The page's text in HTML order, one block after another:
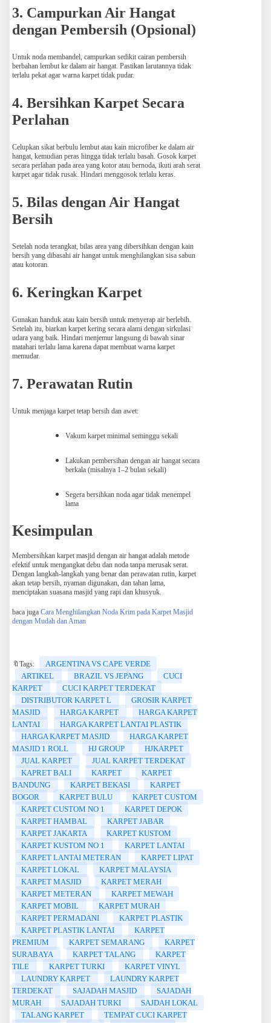
3. Campurkan Air Hangat
dengan Pembersih (Opsional)
Untuk noda membandel, campurkan sedikit cairan pembersih
berbahan lembut ke dalam air hangat. Pastikan larutannya tidak
terlalu pekat agar warna karpet tidak pudar.
4. Bersihkan Karpet Secara
Perlahan
Celupkan sikat berbulu lembut atau kain microfiber ke dalam air
hangat, kemudian peras hingga tidak terlalu basah. Gosok karpet
secara perlahan pada area yang kotor atau bernoda, ikuti arah serat
karpet agar tidak rusak. Hindari menggosok terlalu keras.
5. Bilas dengan Air Hangat
Bersih
Setelah noda terangkat, bilas area yang dibersihkan dengan kain
bersih yang dibasahi air hangat untuk menghilangkan sisa sabun
atau kotoran.
6. Keringkan Karpet
Gunakan handuk atau kain bersih untuk menyerap air berlebih.
Setelah itu, biarkan karpet kering secara alami dengan sirkulasi
udara yang baik. Hindari menjemur langsung di bawah sinar
matahari terlalu lama karena dapat membuat warna karpet
memudar.
7. Perawatan Rutin
Untuk menjaga karpet tetap bersih dan awet:
Vakum karpet minimal seminggu sekali
Lakukan pembersihan dengan air hangat secara
berkala (misalnya 1–2 bulan sekali)
Segera bersihkan noda agar tidak menempel
lama
Kesimpulan
Membersihkan karpet masjid dengan air hangat adalah metode
efektif untuk mengangkat debu dan noda tanpa merusak serat.
Dengan langkah-langkah yang benar dan perawatan rutin, karpet
akan tetap bersih, nyaman digunakan, dan tahan lama,
menciptakan suasana masjid yang rapi dan khusyuk.
baca juga Cara Menghilangkan Noda Krim pada Karpet Masjid
dengan Mudah dan Aman
🔖Tags:
ARGENTINA VS CAPE VERDE
ARTIKEL
BRAZIL VS JEPANG
CUCI
KARPET
CUCI KARPET TERDEKAT
DISTRIBUTOR KARPET L
GROSIR KARPET
MASJID
HARGA KARPET
HARGA KARPET
LANTAI
HARGA KARPET LANTAI PLASTIK
HARGA KARPET MASJID
HARGA KARPET
MASJID 1 ROLL
HJ GROUP
HJKARPET
JUAL KARPET
JUAL KARPET TERDEKAT
KAPRET BALI
KARPET
KARPET
BANDUNG
KARPET BEKASI
KARPET
BOGOR
KARPET BULU
KARPET CUSTOM
KARPET CUSTOM NO 1
KARPET DEPOK
KARPET HAMBAL
KARPET JABAR
KARPET JAKARTA
KARPET KUSTOM
KARPET KUSTOM NO 1
KARPET LANTAI
KARPET LANTAI METERAN
KARPET LIPAT
KARPET LOKAL
KARPET MALAYSIA
KARPET MASJID
KARPET MERAH
KARPET METERAN
KARPET MEWAH
KARPET MOBIL
KARPET MURAH
KARPET PERMADANI
KARPET PLASTIK
KARPET PLASTIK LANTAI
KARPET
PREMIUM
KARPET SEMARANG
KARPET
SURABAYA
KARPET TALANG
KARPET
TILE
KARPET TURKI
KARPET VINYL
LAUNDRY KARPET
LAUNDRY KARPET
TERDEKAT
SAJADAH MASJID
SAJADAH
MURAH
SAJADAH TURKI
SAJDAH LOKAL
TALANG KARPET
TEMPAT CUCI KARPET